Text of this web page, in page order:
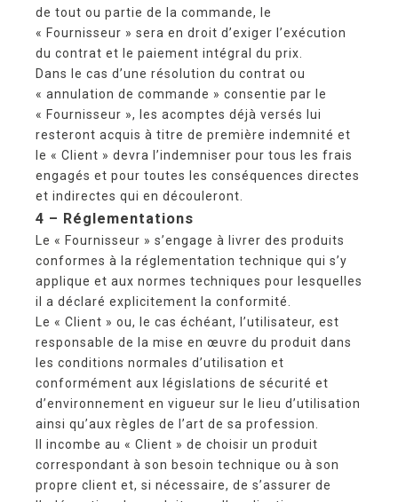
de tout ou partie de la commande, le
« Fournisseur » sera en droit d’exiger l’exécution
du contrat et le paiement intégral du prix.
Dans le cas d’une résolution du contrat ou
« annulation de commande » consentie par le
« Fournisseur », les acomptes déjà versés lui
resteront acquis à titre de première indemnité et
le « Client » devra l’indemniser pour tous les frais
engagés et pour toutes les conséquences directes
et indirectes qui en découleront.
4 – Réglementations
Le « Fournisseur » s’engage à livrer des produits
conformes à la réglementation technique qui s’y
applique et aux normes techniques pour lesquelles
il a déclaré explicitement la conformité.
Le « Client » ou, le cas échéant, l’utilisateur, est
responsable de la mise en œuvre du produit dans
les conditions normales d’utilisation et
conformément aux législations de sécurité et
d’environnement en vigueur sur le lieu d’utilisation
ainsi qu’aux règles de l’art de sa profession.
Il incombe au « Client » de choisir un produit
correspondant à son besoin technique ou à son
propre client et, si nécessaire, de s’assurer de